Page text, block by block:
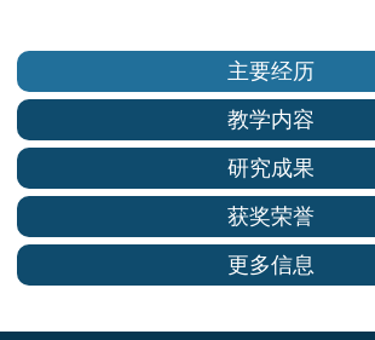
主要经历
教学内容
研究成果
获奖荣誉
更多信息